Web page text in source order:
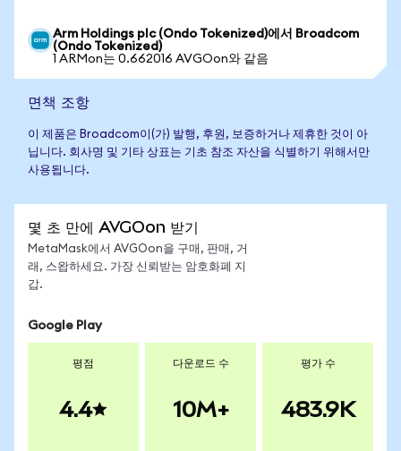
Arm Holdings plc (Ondo Tokenized)에서 Broadcom
(Ondo Tokenized)
1 ARMon는 0.662016 AVGOon와 같음
면책 조항
이 제품은 Broadcom이(가) 발행, 후원, 보증하거나 제휴한 것이 아
닙니다. 회사명 및 기타 상표는 기초 참조 자산을 식별하기 위해서만
사용됩니다.
몇 초 만에 AVGOon 받기
MetaMask에서 AVGOon을 구매, 판매, 거
래, 스왑하세요. 가장 신뢰받는 암호화폐 지
갑.
Google Play
평점
4.4
다운로드 수
10M+
평가 수
483.9K